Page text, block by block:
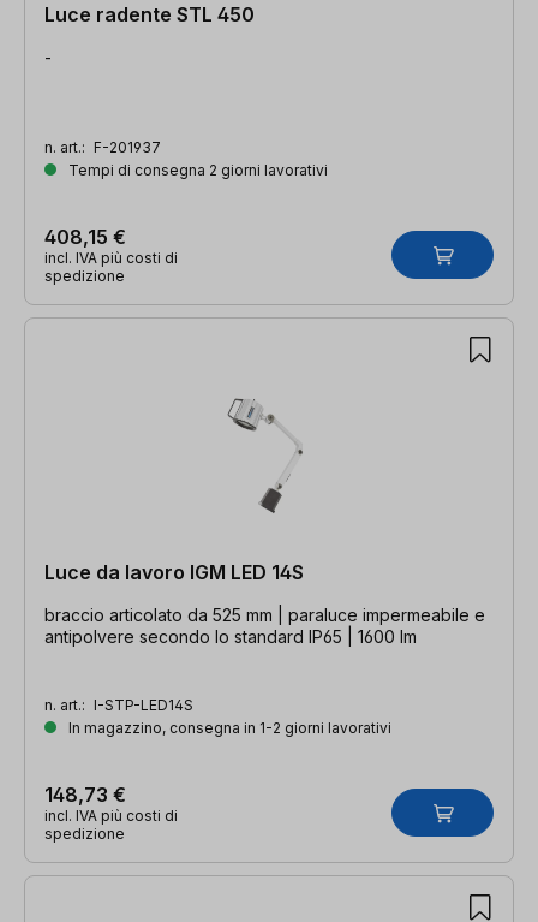
Luce radente STL 450
-
n. art.: F-201937
Tempi di consegna 2 giorni lavorativi
408,15 €
incl. IVA più costi di
spedizione
Luce da lavoro IGM LED 14S
braccio articolato da 525 mm | paraluce impermeabile e
antipolvere secondo lo standard IP65 | 1600 lm
n. art.: I-STP-LED14S
In magazzino, consegna in 1-2 giorni lavorativi
148,73 €
incl. IVA più costi di
spedizione